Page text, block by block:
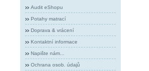
Audit eShopu
Potahy matrací
Doprava & vrácení
Kontaktní informace
Napište nám...
Ochrana osob. údajů